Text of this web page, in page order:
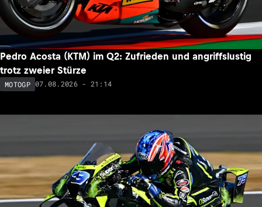
Pedro Acosta (KTM) im Q2: Zufrieden und angriffslustig
trotz zweier Stürze
MOTOGP 07.08.2026 - 21:14